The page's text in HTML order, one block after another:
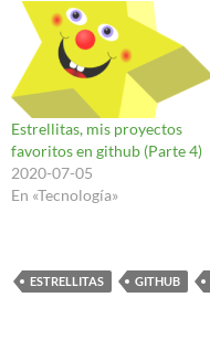
Estrellitas, mis proyectos
favoritos en github (Parte 4)
2020-07-05
En «Tecnología»
ESTRELLITAS GITHUB